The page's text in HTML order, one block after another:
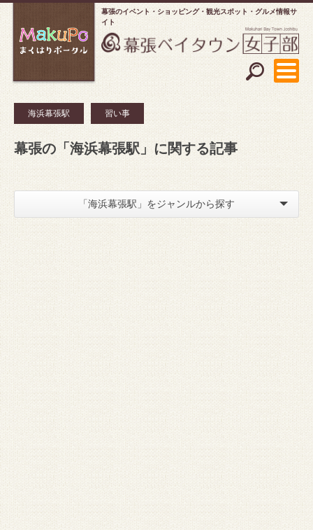
幕張のイベント・ショッピング
観光スポット・グルメ情報サ
イト
海浜幕張駅 習い事
幕張の「海浜幕張駅」に関する記事
「海浜幕張駅」をジャンルから探す